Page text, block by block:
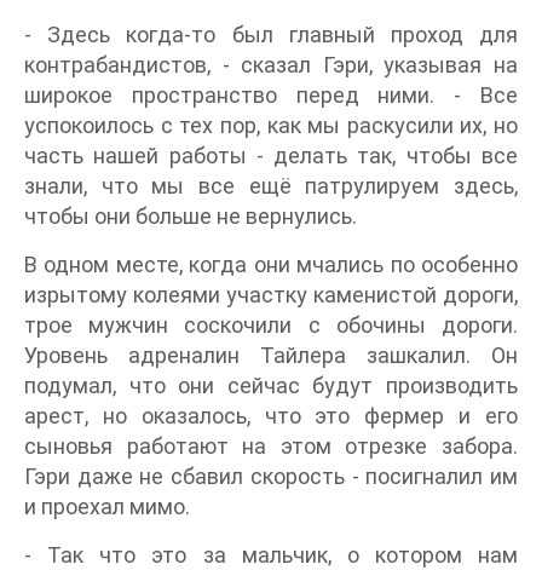
- Здесь когда-то был главный проход для
контрабандистов, - сказал Гэри, указывая на
широкое пространство перед ними. - Все
успокоилось с тех пор, как мы раскусили их, но
часть нашей работы - делать так, чтобы все
знали, что мы все ещё патрулируем здесь,
чтобы они больше не вернулись.
В одном месте, когда они мчались по особенно
изрытому колеями участку каменистой дороги,
трое мужчин соскочили с обочины дороги.
Уровень адреналин Тайлера зашкалил. Он
подумал, что они сейчас будут производить
арест, но оказалось, что это фермер и его
сыновья работают на этом отрезке забора.
Гэри даже не сбавил скорость - посигналил им
и проехал мимо.
- Так что это за мальчик, о котором нам